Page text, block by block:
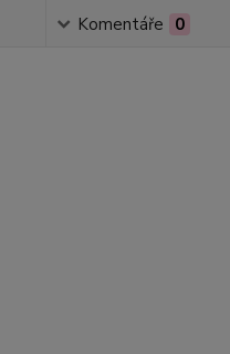
Komentáře 0